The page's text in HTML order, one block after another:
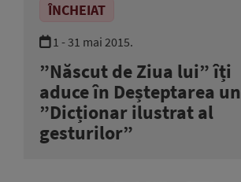
ÎNCHEIAT
1 - 31 mai 2015.
”Născut de Ziua lui” îți
aduce în Deșteptarea un
”Dicționar ilustrat al
gesturilor”